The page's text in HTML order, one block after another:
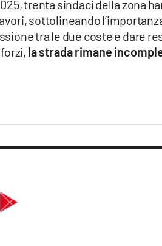
trenta sindaci della zona
sottolineando
tra le due coste e dare
la strada rimane